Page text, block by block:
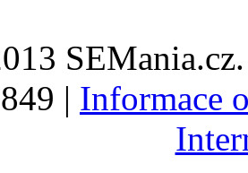
| Informace